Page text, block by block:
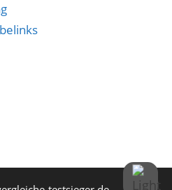
als
reduziert das